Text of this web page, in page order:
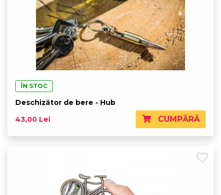
ÎN STOC
Deschizător de bere - Hub
43,00 Lei
CUMPĂRĂ